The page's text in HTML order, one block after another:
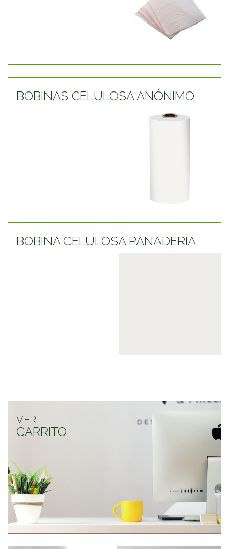
BOBINAS CELULOSA ANÓNIMO
BOBINA CELULOSA PANADERÍA
VER
CARRITO